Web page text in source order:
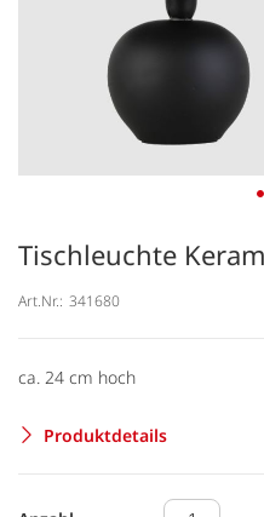
Tischleuchte
Art.Nr.: 341680
ca. 24 cm hoch
Produktdetails